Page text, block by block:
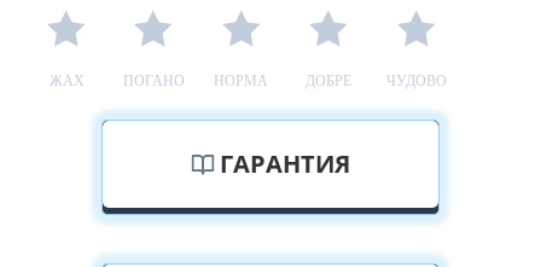
ЖАХ ПОГАНО НОРМА ДОБРЕ ЧУДОВО
ГАРАНТИЯ